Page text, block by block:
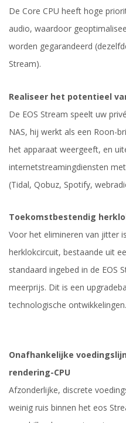
De Core CPU heeft hoge
audio, waardoor
worden gegarandeerd
Stream).
Realiseer het potentieel
De EOS Stream speelt uw
NAS, hij werkt als een Roon-
het apparaat weergeeft, en
internetstreamingdiensten
(Tidal, Qobuz, Spotify,
Toekomstbestendig
Voor het elimineren van jitter
herklokcircuit, bestaande uit
standaard ingebed in de EOS
meerprijs. Dit is een
technologische ontwikkelingen.
Onafhankelijke
rendering-CPU
Afzonderlijke, discrete
weinig ruis binnen het eos